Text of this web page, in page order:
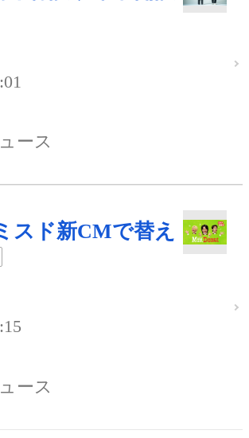
ース
スド新CMで替え
ース